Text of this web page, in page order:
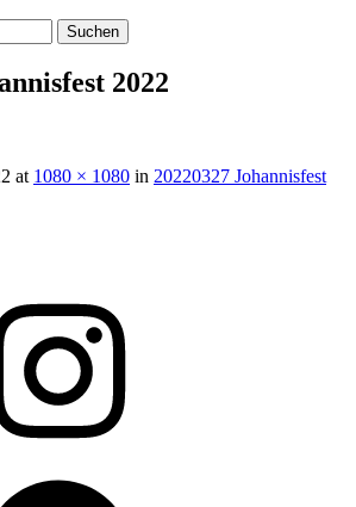
2022
at 1080 × 1080 in 20220327 Johannisfest